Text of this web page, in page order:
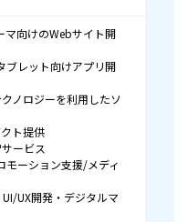
マ向けのWebサイト開
ブレット向けアプリ開
ノロジーを利用したソ
ト提供
ービス
モーション支援/メディ
UX開発・デジタルマ